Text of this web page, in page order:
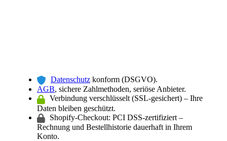
Datenschutz konform (DSGVO).
AGB, sichere Zahlmethoden, seriöse Anbieter.
Verbindung verschlüsselt (SSL-gesichert) – Ihre
Daten bleiben geschützt.
Shopify-Checkout: PCI DSS-zertifiziert –
Rechnung und Bestellhistorie dauerhaft in Ihrem
Konto.